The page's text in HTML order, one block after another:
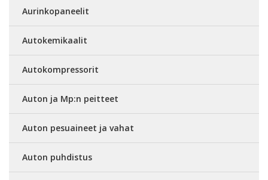
Aurinkopaneelit
Autokemikaalit
Autokompressorit
Auton ja Mp:n peitteet
Auton pesuaineet ja vahat
Auton puhdistus